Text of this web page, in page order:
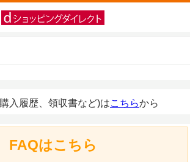
入履歴、領収書など)はこちらから
FAQはこちら